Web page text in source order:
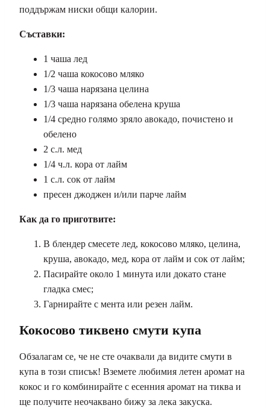
поддържам ниски общи калории.
Съставки:
1 чаша лед
1/2 чаша кокосово мляко
1/3 чаша нарязана целина
1/3 чаша нарязана обелена круша
1/4 средно голямо зряло авокадо, почистено и
обелено
2 с.л. мед
1/4 ч.л. кора от лайм
1 с.л. сок от лайм
пресен джоджен и/или парче лайм
Как да го приготвите:
В блендер смесете лед, кокосово мляко, целина,
круша, авокадо, мед, кора от лайм и сок от лайм;
Пасирайте около 1 минута или докато стане
гладка смес;
Гарнирайте с мента или резен лайм.
Кокосово тиквено смути купа
Обзалагам се, че не сте очаквали да видите смути в
купа в този списък! Вземете любимия летен аромат на
кокос и го комбинирайте с есенния аромат на тиква и
ще получите неочаквано бижу за лека закуска.